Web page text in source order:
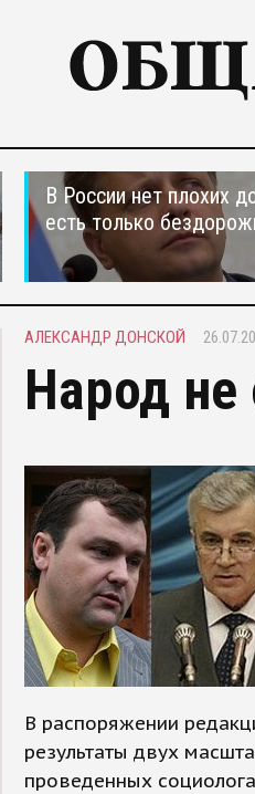
В России нет плохих
есть только
АЛЕКСАНДР ДОНСКОЙ
Народ
В распоряжении
результаты двух
проведенных